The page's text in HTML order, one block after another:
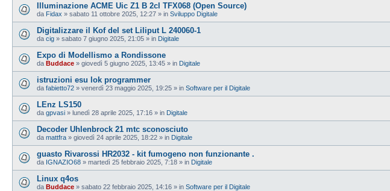
Illuminazione ACME Uic Z1 B 2cl TFX068 (Open Source)
da Fidax » sabato 11 ottobre 2025, 12:27 » in Sviluppo Digitale
Digitalizzare il Kof del set Liliput L 240060-1
da cig » sabato 7 giugno 2025, 21:05 » in Digitale
Expo di Modellismo a Rondissone
da Buddace » giovedì 5 giugno 2025, 13:45 » in Digitale
istruzioni esu lok programmer
da fabietto72 » venerdì 23 maggio 2025, 19:25 » in Software per il Digitale
LEnz LS150
da gpvasi » lunedì 28 aprile 2025, 17:16 » in Digitale
Decoder Uhlenbrock 21 mtc sconosciuto
da mattfra » giovedì 24 aprile 2025, 18:22 » in Digitale
guasto Rivarossi HR2032 - kit fumogeno non funzionante .
da IGNAZIO68 » martedì 25 febbraio 2025, 7:18 » in Digitale
Linux q4os
da Buddace » sabato 22 febbraio 2025, 14:16 » in Software per il Digitale